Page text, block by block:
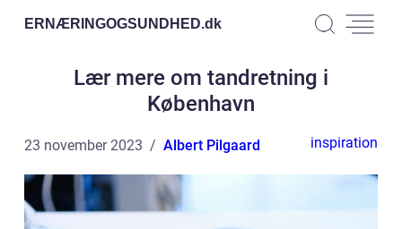
ERNÆRINGOGSUNDHED.dk
Lær mere om tandretning i
København
23 november 2023 Albert Pilgaard inspiration